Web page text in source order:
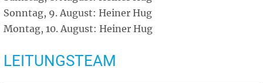
Sonntag, 9. August: Heiner Hug
Montag, 10. August: Heiner Hug
LEITUNGSTEAM